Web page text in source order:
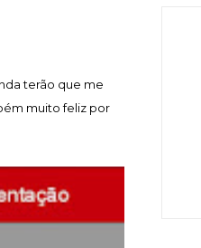
terão que me
muito feliz por